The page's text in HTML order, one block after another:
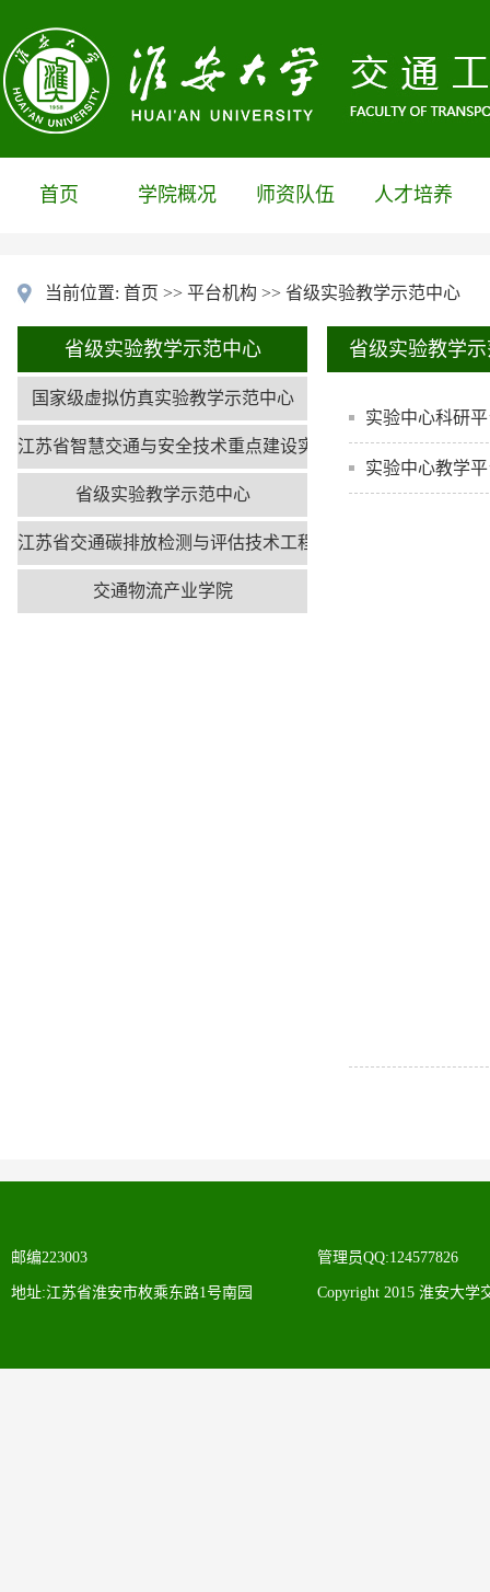
首页 学院概况 师资队伍 人才培养
当前位置: 首页 >> 平台机构 >> 省级实验教学示范中心
省级实验教学示范中心
国家级虚拟仿真实验教学示范中心
江苏省智慧交通与安全技术重点建设实验室
省级实验教学示范中心
江苏省交通碳排放检测与评估技术工程研究中心
交通物流产业学院
省级实验教学
实验中心科研
实验中心教学
邮编223003
地址:江苏省淮安市枚乘东路1号南园
管理员QQ:124577826
Copyright 2015 淮安大学